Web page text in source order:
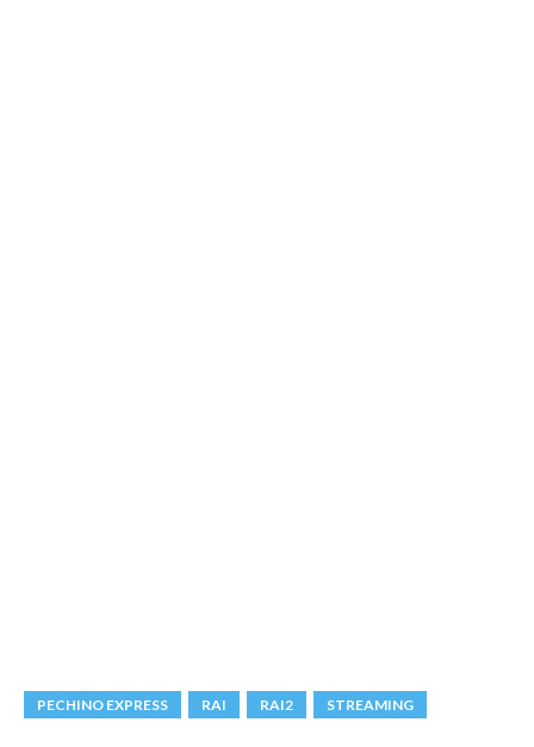
PECHINO EXPRESS RAI RAI2 STREAMING